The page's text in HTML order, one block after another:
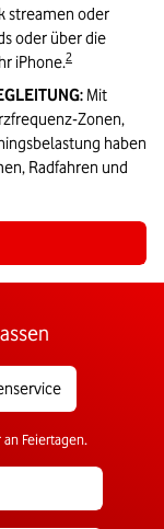
streamen oder
oder über die
iPhone.2
Mit
Zonen,
haben
Radfahren und
Feiertagen.